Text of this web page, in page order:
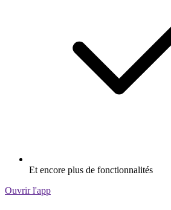
Et encore plus de fonctionnalités
Ouvrir l'app